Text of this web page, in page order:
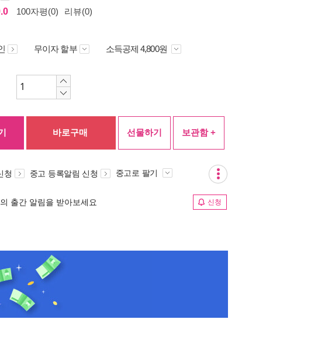
100자평(0) 리뷰(0)
무이자 할부 소득공제 4,800원
바로구매 선물하기 보관함 +
청 중고 등록알림 신청 중고로 팔기
출간 알림을 받아보세요 신청